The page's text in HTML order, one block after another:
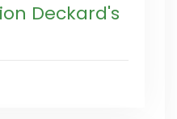
Deckard's